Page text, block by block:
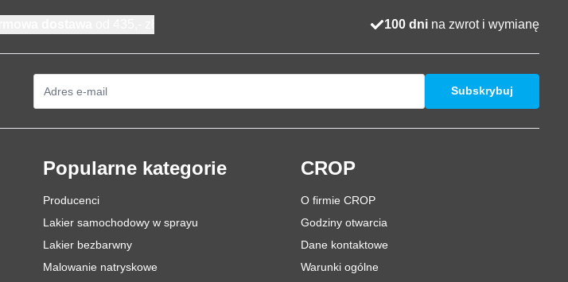
100 dni na zwrot i wymianę
Subskrybuj
Popularne kategorie
Producenci
Lakier samochodowy w sprayu
Lakier bezbarwny
Malowanie natryskowe
CROP
O firmie CROP
Godziny otwarcia
Dane kontaktowe
Warunki ogólne